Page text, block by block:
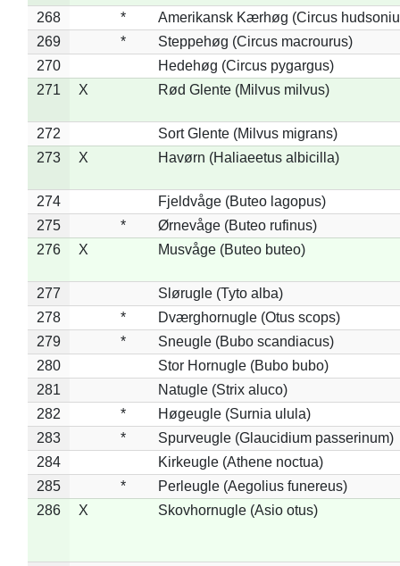
268 *
Amerikansk Kærhøg (Circus
269
*
Steppehøg (Circus macrourus)
270
Hedehøg (Circus pygargus)
271
X Rød Glente (Milvus milvus)
272
Sort Glente (Milvus migrans)
273
X Havørn (Haliaeetus albicilla)
274
Fjeldvåge (Buteo lagopus)
275
*
Ørnevåge (Buteo rufinus)
276
X Musvåge (Buteo buteo)
277
Slørugle (Tyto alba)
278
*
Dværghornugle (Otus scops)
279
*
Sneugle (Bubo scandiacus)
280
Stor Hornugle (Bubo bubo)
281
Natugle (Strix aluco)
282
*
Høgeugle (Surnia ulula)
283
*
Spurveugle (Glaucidium passerinum)
284
Kirkeugle (Athene noctua)
285
*
Perleugle (Aegolius funereus)
286
X Skovhornugle (Asio otus)